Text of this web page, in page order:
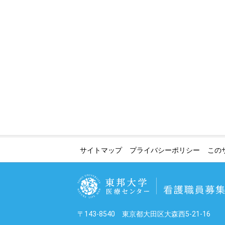
サイトマップ プライバシーポリシー この
〒143-8540 東京都大田区大森西5-21-16